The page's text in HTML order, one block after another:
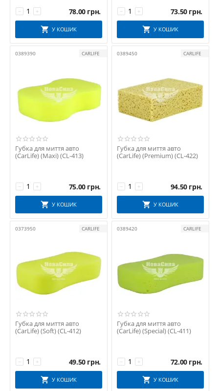
+
− 78.00 грн.
У КОШИК
+
− 73.50 грн.
У КОШИК
0389390 CARLIFE
Губка для миття авто
(CarLife) (Maxi) (CL-413)
+
− 75.00 грн.
У КОШИК
0389450 CARLIFE
Губка для миття авто
(CarLife) (Premium) (CL-422)
+
− 94.50 грн.
У КОШИК
0373950 CARLIFE
Губка для миття авто
(CarLife) (Soft) (CL-412)
+
− 49.50 грн.
У КОШИК
0389420 CARLIFE
Губка для миття авто
(CarLife) (Special) (CL-411)
+
− 72.00 грн.
У КОШИК